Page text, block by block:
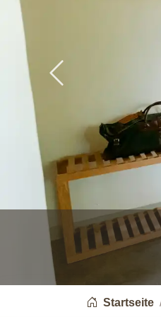
Previous
You are here:
Startseite